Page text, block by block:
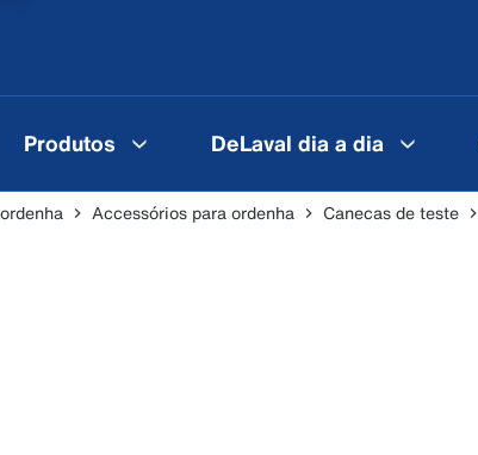
Produtos DeLaval dia a dia
Accessórios para ordenha Canecas de teste